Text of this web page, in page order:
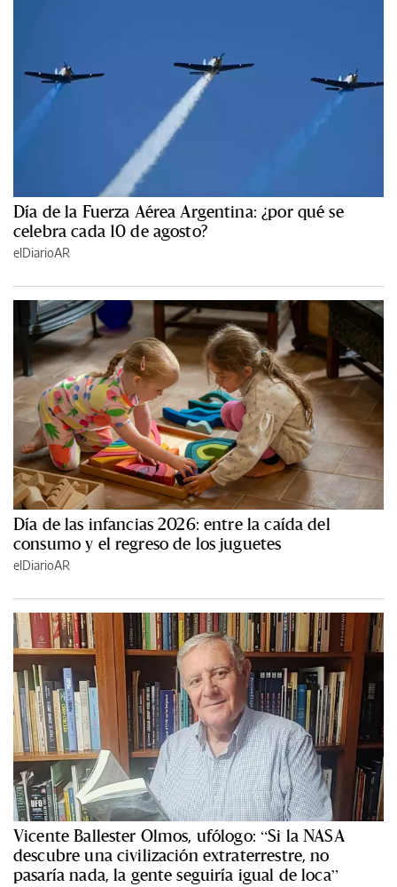
Día de la Fuerza Aérea Argentina: ¿por qué se
celebra cada 10 de agosto?
elDiarioAR
Día de las infancias 2026: entre la caída del
consumo y el regreso de los juguetes
elDiarioAR
Vicente Ballester Olmos, ufólogo: “Si la NASA
descubre una civilización extraterrestre, no
pasaría nada, la gente seguiría igual de loca”